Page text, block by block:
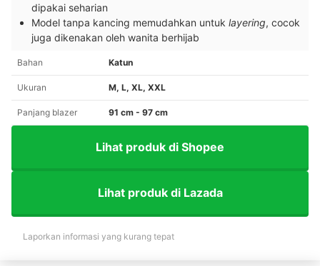
dipakai seharian
Model tanpa kancing memudahkan untuk layering, cocok
juga dikenakan oleh wanita berhijab
Bahan Katun
Ukuran M, L, XL, XXL
Panjang blazer 91 cm - 97 cm
Lihat produk di Shopee
Lihat produk di Lazada
Laporkan informasi yang kurang tepat